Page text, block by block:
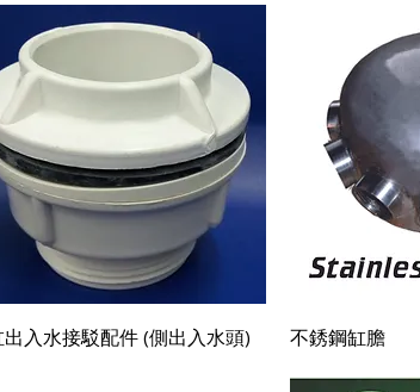
快速瀏覽
入水接駁配件 (側出入水頭) 不銹鋼缸膽